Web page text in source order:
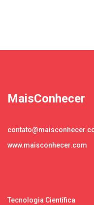
MaisConhecer
www.maisconhecer.com
Tecnologia Científica